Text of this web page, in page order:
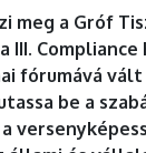
meg a Gróf
III.
fórumává
be a